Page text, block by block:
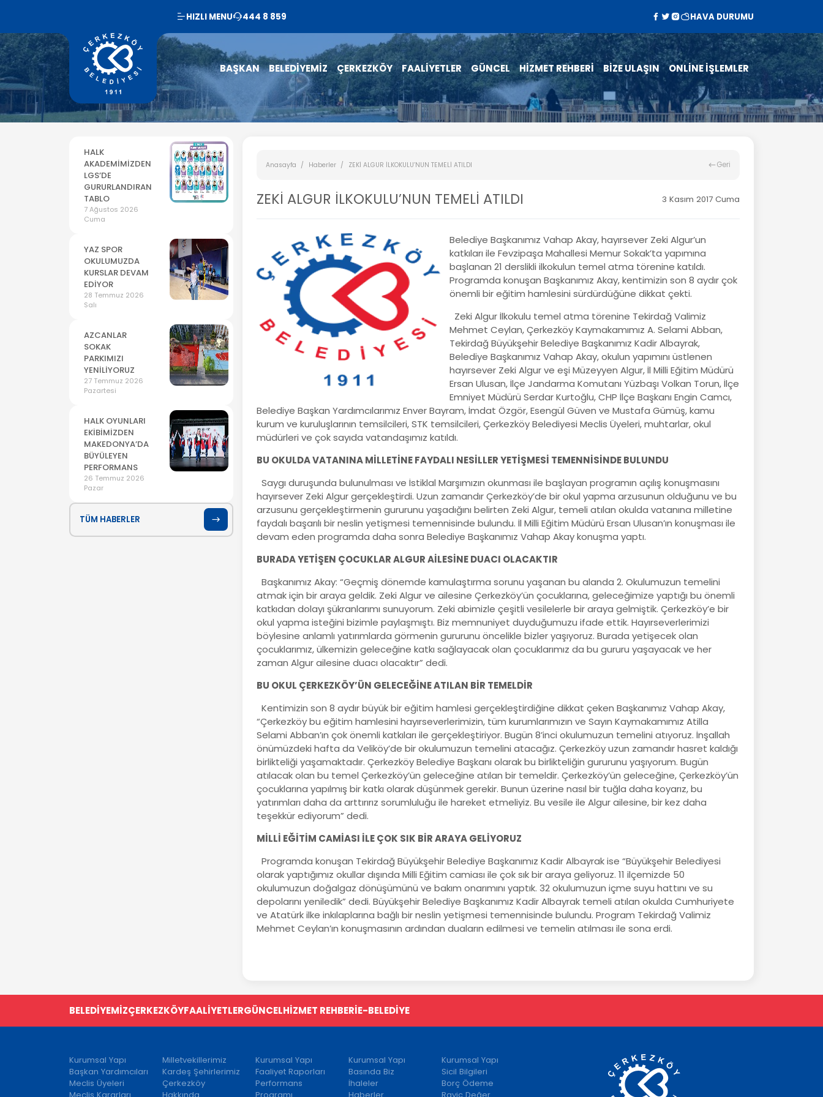
HIZLI MENU 444 8 859 HAVA DURUMU
BAŞKAN BELEDİYEMİZ ÇERKEZKÖY FAALİYETLER GÜNCEL HİZMET REHBERİ BİZE ULAŞIN ONLİNE İŞLEMLER
HALK
AKADEMİMİZDEN
LGS’DE
GURURLANDIRAN
TABLO
7 Ağustos 2026
Cuma
YAZ SPOR
OKULUMUZDA
KURSLAR DEVAM
EDİYOR
28 Temmuz 2026
Salı
AZCANLAR
SOKAK
PARKIMIZI
YENİLİYORUZ
27 Temmuz 2026
Pazartesi
HALK OYUNLARI
EKİBİMİZDEN
MAKEDONYA’DA
BÜYÜLEYEN
PERFORMANS
26 Temmuz 2026
Pazar
TÜM HABERLER
Anasayfa Haberler ZEKİ ALGUR İLKOKULU’NUN TEMELİ ATILDI Geri
ZEKİ ALGUR İLKOKULU’NUN TEMELİ ATILDI 3 Kasım 2017 Cuma
Belediye Başkanımız Vahap Akay, hayırsever Zeki Algur’un
katkıları ile Fevzipaşa Mahallesi Memur Sokak’ta yapımına
başlanan 21 derslikli ilkokulun temel atma törenine katıldı.
Programda konuşan Başkanımız Akay, kentimizin son 8 aydır çok
önemli bir eğitim hamlesini sürdürdüğüne dikkat çekti.
Zeki Algur İlkokulu temel atma törenine Tekirdağ Valimiz
Mehmet Ceylan, Çerkezköy Kaymakamımız A. Selami Abban,
Tekirdağ Büyükşehir Belediye Başkanımız Kadir Albayrak,
Belediye Başkanımız Vahap Akay, okulun yapımını üstlenen
hayırsever Zeki Algur ve eşi Müzeyyen Algur, İl Milli Eğitim Müdürü
Ersan Ulusan, İlçe Jandarma Komutanı Yüzbaşı Volkan Torun, İlçe
Emniyet Müdürü Serdar Kurtoğlu, CHP İlçe Başkanı Engin Camcı,
Belediye Başkan Yardımcılarımız Enver Bayram, İmdat Özgör, Esengül Güven ve Mustafa Gümüş, kamu
kurum ve kuruluşlarının temsilcileri, STK temsilcileri, Çerkezköy Belediyesi Meclis Üyeleri, muhtarlar, okul
müdürleri ve çok sayıda vatandaşımız katıldı.
BU OKULDA VATANINA MİLLETİNE FAYDALI NESİLLER YETİŞMESİ TEMENNİSİNDE BULUNDU
Saygı duruşunda bulunulması ve İstiklal Marşımızın okunması ile başlayan programın açılış konuşmasını
hayırsever Zeki Algur gerçekleştirdi. Uzun zamandır Çerkezköy’de bir okul yapma arzusunun olduğunu ve bu
arzusunu gerçekleştirmenin gururunu yaşadığını belirten Zeki Algur, temeli atılan okulda vatanına milletine
faydalı başarılı bir neslin yetişmesi temennisinde bulundu. İl Milli Eğitim Müdürü Ersan Ulusan’ın konuşması ile
devam eden programda daha sonra Belediye Başkanımız Vahap Akay konuşma yaptı.
BURADA YETİŞEN ÇOCUKLAR ALGUR AİLESİNE DUACI OLACAKTIR
Başkanımız Akay: “Geçmiş dönemde kamulaştırma sorunu yaşanan bu alanda 2. Okulumuzun temelini
atmak için bir araya geldik. Zeki Algur ve ailesine Çerkezköy’ün çocuklarına, geleceğimize yaptığı bu önemli
katkıdan dolayı şükranlarımı sunuyorum. Zeki abimizle çeşitli vesilelerle bir araya gelmiştik. Çerkezköy’e bir
okul yapma isteğini bizimle paylaşmıştı. Biz memnuniyet duyduğumuzu ifade ettik. Hayırseverlerimizi
böylesine anlamlı yatırımlarda görmenin gururunu öncelikle bizler yaşıyoruz. Burada yetişecek olan
çocuklarımız, ülkemizin geleceğine katkı sağlayacak olan çocuklarımız da bu gururu yaşayacak ve her
zaman Algur ailesine duacı olacaktır” dedi.
BU OKUL ÇERKEZKÖY’ÜN GELECEĞİNE ATILAN BİR TEMELDİR
Kentimizin son 8 aydır büyük bir eğitim hamlesi gerçekleştirdiğine dikkat çeken Başkanımız Vahap Akay,
“Çerkezköy bu eğitim hamlesini hayırseverlerimizin, tüm kurumlarımızın ve Sayın Kaymakamımız Atilla
Selami Abban’ın çok önemli katkıları ile gerçekleştiriyor. Bugün 8’inci okulumuzun temelini atıyoruz. İnşallah
önümüzdeki hafta da Veliköy’de bir okulumuzun temelini atacağız. Çerkezköy uzun zamandır hasret kaldığı
birlikteliği yaşamaktadır. Çerkezköy Belediye Başkanı olarak bu birlikteliğin gururunu yaşıyorum. Bugün
atılacak olan bu temel Çerkezköy’ün geleceğine atılan bir temeldir. Çerkezköy’ün geleceğine, Çerkezköy’ün
çocuklarına yapılmış bir katkı olarak düşünmek gerekir. Bunun üzerine nasıl bir tuğla daha koyarız, bu
yatırımları daha da arttırırız sorumluluğu ile hareket etmeliyiz. Bu vesile ile Algur ailesine, bir kez daha
teşekkür ediyorum” dedi.
MİLLİ EĞİTİM CAMİASI İLE ÇOK SIK BİR ARAYA GELİYORUZ
Programda konuşan Tekirdağ Büyükşehir Belediye Başkanımız Kadir Albayrak ise “Büyükşehir Belediyesi
olarak yaptığımız okullar dışında Milli Eğitim camiası ile çok sık bir araya geliyoruz. 11 ilçemizde 50
okulumuzun doğalgaz dönüşümünü ve bakım onarımını yaptık. 32 okulumuzun içme suyu hattını ve su
depolarını yeniledik” dedi. Büyükşehir Belediye Başkanımız Kadir Albayrak temeli atılan okulda Cumhuriyete
ve Atatürk ilke inkılaplarına bağlı bir neslin yetişmesi temennisinde bulundu. Program Tekirdağ Valimiz
Mehmet Ceylan’ın konuşmasının ardından duaların edilmesi ve temelin atılması ile sona erdi.
BELEDİYEMİZÇERKEZKÖYFAALİYETLERGÜNCELHİZMET REHBERİE-BELEDİYE
Kurumsal Yapı
Başkan Yardımcıları
Meclis Üyeleri
Meclis Kararları
Milletvekillerimiz
Kardeş Şehirlerimiz
Çerkezköy
Hakkında
Kurumsal Yapı
Faaliyet Raporları
Performans
Programı
Kurumsal Yapı
Basında Biz
İhaleler
Haberler
Kurumsal Yapı
Sicil Bilgileri
Borç Ödeme
Rayiç Değer